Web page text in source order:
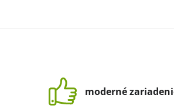
moderné